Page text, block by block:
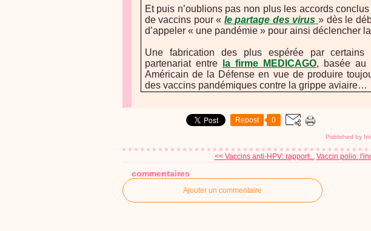
Et puis n’oublions pas non plus les accords
de vaccins pour « le partage des virus » dès le
d’appeler « une pandémie » pour ainsi déclencher
Une fabrication des plus espérée par
partenariat entre
la firme MEDICAGO, basée au
Américain de la Défense en vue de produire
des vaccins pandémiques contre la grippe aviaire…
Repost 0
Published by
<< Vaccins anti-HPV: rapport... Vaccin polio:
commentaires
Ajouter un commentaire